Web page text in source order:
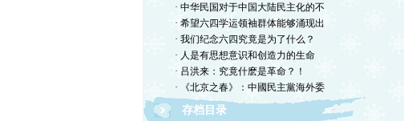
· 中华民国对于中国大陆民主化的不
· 希望六四学运领袖群体能够涌现出
· 我们纪念六四究竟是为了什么？
· 人是有思想意识和创造力的生命
· 吕洪来：究竟什麽是革命？！
· 《北京之春》：中國民主黨海外委
存档目录